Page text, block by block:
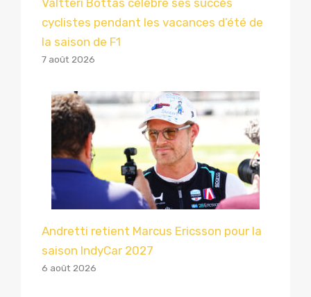
cyclistes pendant les vacances d’été de
la saison de F1
7 août 2026
Andretti retient Marcus Ericsson pour la
saison IndyCar 2027
6 août 2026